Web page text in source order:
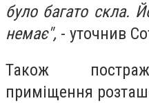
було багато скла.
немає", - уточнив
Також
приміщення